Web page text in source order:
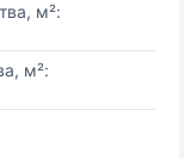
м²:
м²: